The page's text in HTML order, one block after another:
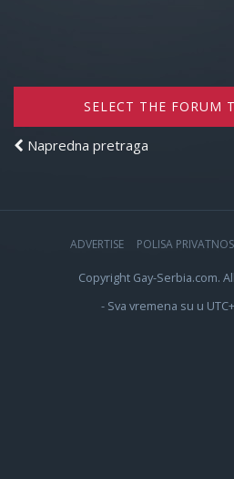
SELECT THE FORUM
Napredna pretraga
ADVERTISE POLISA
Copyright Gay-Serbia.com.
- Sva vremena su u